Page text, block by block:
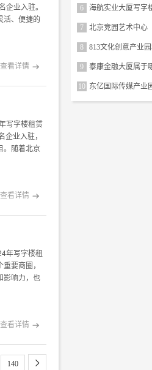
业入驻。
活、便捷的
查看详情 
写字楼租赁
业入驻，
。随着北京
查看详情 
年写字楼租
要商圈，
影响力，也
查看详情 
140 
6 海航实业大厦写字
7 北京竞园艺术中心
8 813文化创意产业
9 泰康金融大厦属于
10 东亿国际传媒产业